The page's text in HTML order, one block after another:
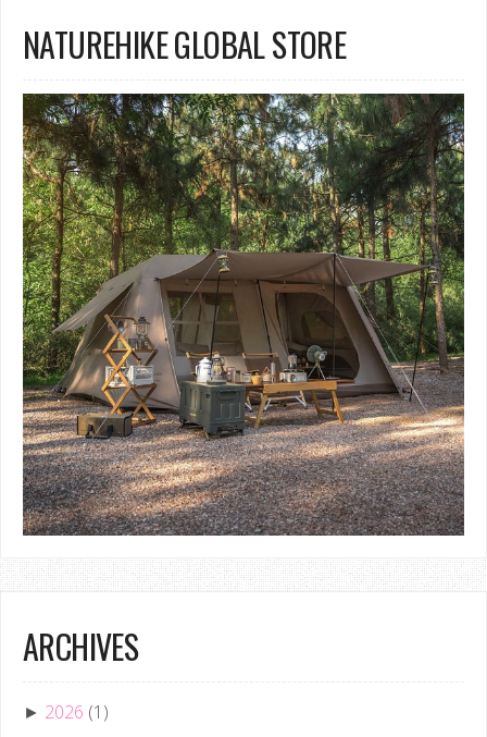
NATUREHIKE GLOBAL STORE
ARCHIVES
► 2026 (1)